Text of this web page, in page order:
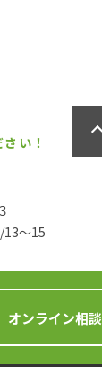
い！
13〜15
オンライン相談